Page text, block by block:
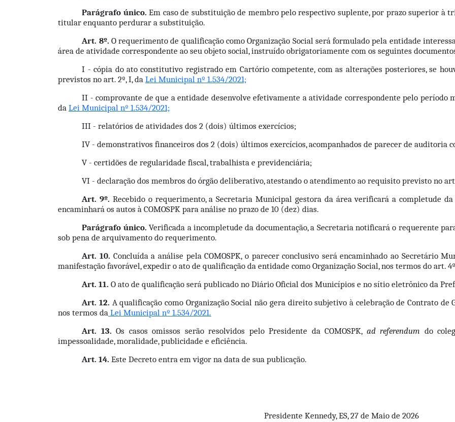
Parágrafo único. Em caso de substituição de membro pelo respectivo suplente, por prazo superior à
titular enquanto perdurar a substituição.
Art. 8º. O requerimento de qualificação como Organização Social será formulado pela entidade
área de atividade correspondente ao seu objeto social, instruído obrigatoriamente com os seguintes
I - cópia do ato constitutivo registrado em Cartório competente, com as alterações posteriores, se
previstos no art. 2º, I, da Lei Municipal nº 1.534/2021;
II - comprovante de que a entidade desenvolve efetivamente a atividade correspondente pelo período
da Lei Municipal nº 1.534/2021;
III - relatórios de atividades dos 2 (dois) últimos exercícios;
IV - demonstrativos financeiros dos 2 (dois) últimos exercícios, acompanhados de parecer de auditoria
V - certidões de regularidade fiscal, trabalhista e previdenciária;
VI - declaração dos membros do órgão deliberativo, atestando o atendimento ao requisito previsto no
Art. 9º. Recebido o requerimento, a Secretaria Municipal gestora da área verificará a completude
encaminhará os autos à COMOSPK para análise no prazo de 10 (dez) dias.
Parágrafo único. Verificada a incompletude da documentação, a Secretaria notificará o requerente
sob pena de arquivamento do requerimento.
Art. 10. Concluída a análise pela COMOSPK, o parecer conclusivo será encaminhado ao Secretário
manifestação favorável, expedir o ato de qualificação da entidade como Organização Social, nos termos do art.
Art. 11. O ato de qualificação será publicado no Diário Oficial dos Municípios e no sítio eletrônico da
Art. 12. A qualificação como Organização Social não gera direito subjetivo à celebração de Contrato
nos termos da Lei Municipal nº 1.534/2021.
Art. 13. Os casos omissos serão resolvidos pelo Presidente da COMOSPK, ad referendum do
impessoalidade, moralidade, publicidade e eficiência.
Art. 14. Este Decreto entra em vigor na data de sua publicação.
Presidente Kennedy, ES, 27 de Maio de 2026